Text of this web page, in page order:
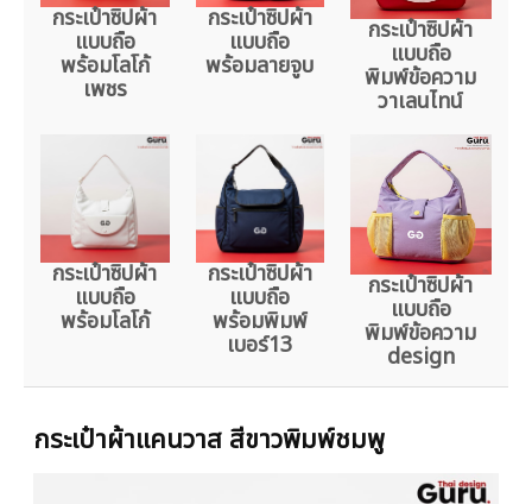
กระเป๋าซิปผ้า
แบบถือ
พร้อมโลโก้
เพชร
กระเป๋าซิปผ้า
แบบถือ
พร้อมลายจูบ
กระเป๋าซิปผ้า
แบบถือ
พิมพ์ข้อความ
วาเลนไทน์
กระเป๋าซิปผ้า
แบบถือ
พร้อมโลโก้
กระเป๋าซิปผ้า
แบบถือ
พร้อมพิมพ์
เบอร์13
กระเป๋าซิปผ้า
แบบถือ
พิมพ์ข้อความ
design
กระเป๋าผ้าแคนวาส สีขาวพิมพ์ชมพู